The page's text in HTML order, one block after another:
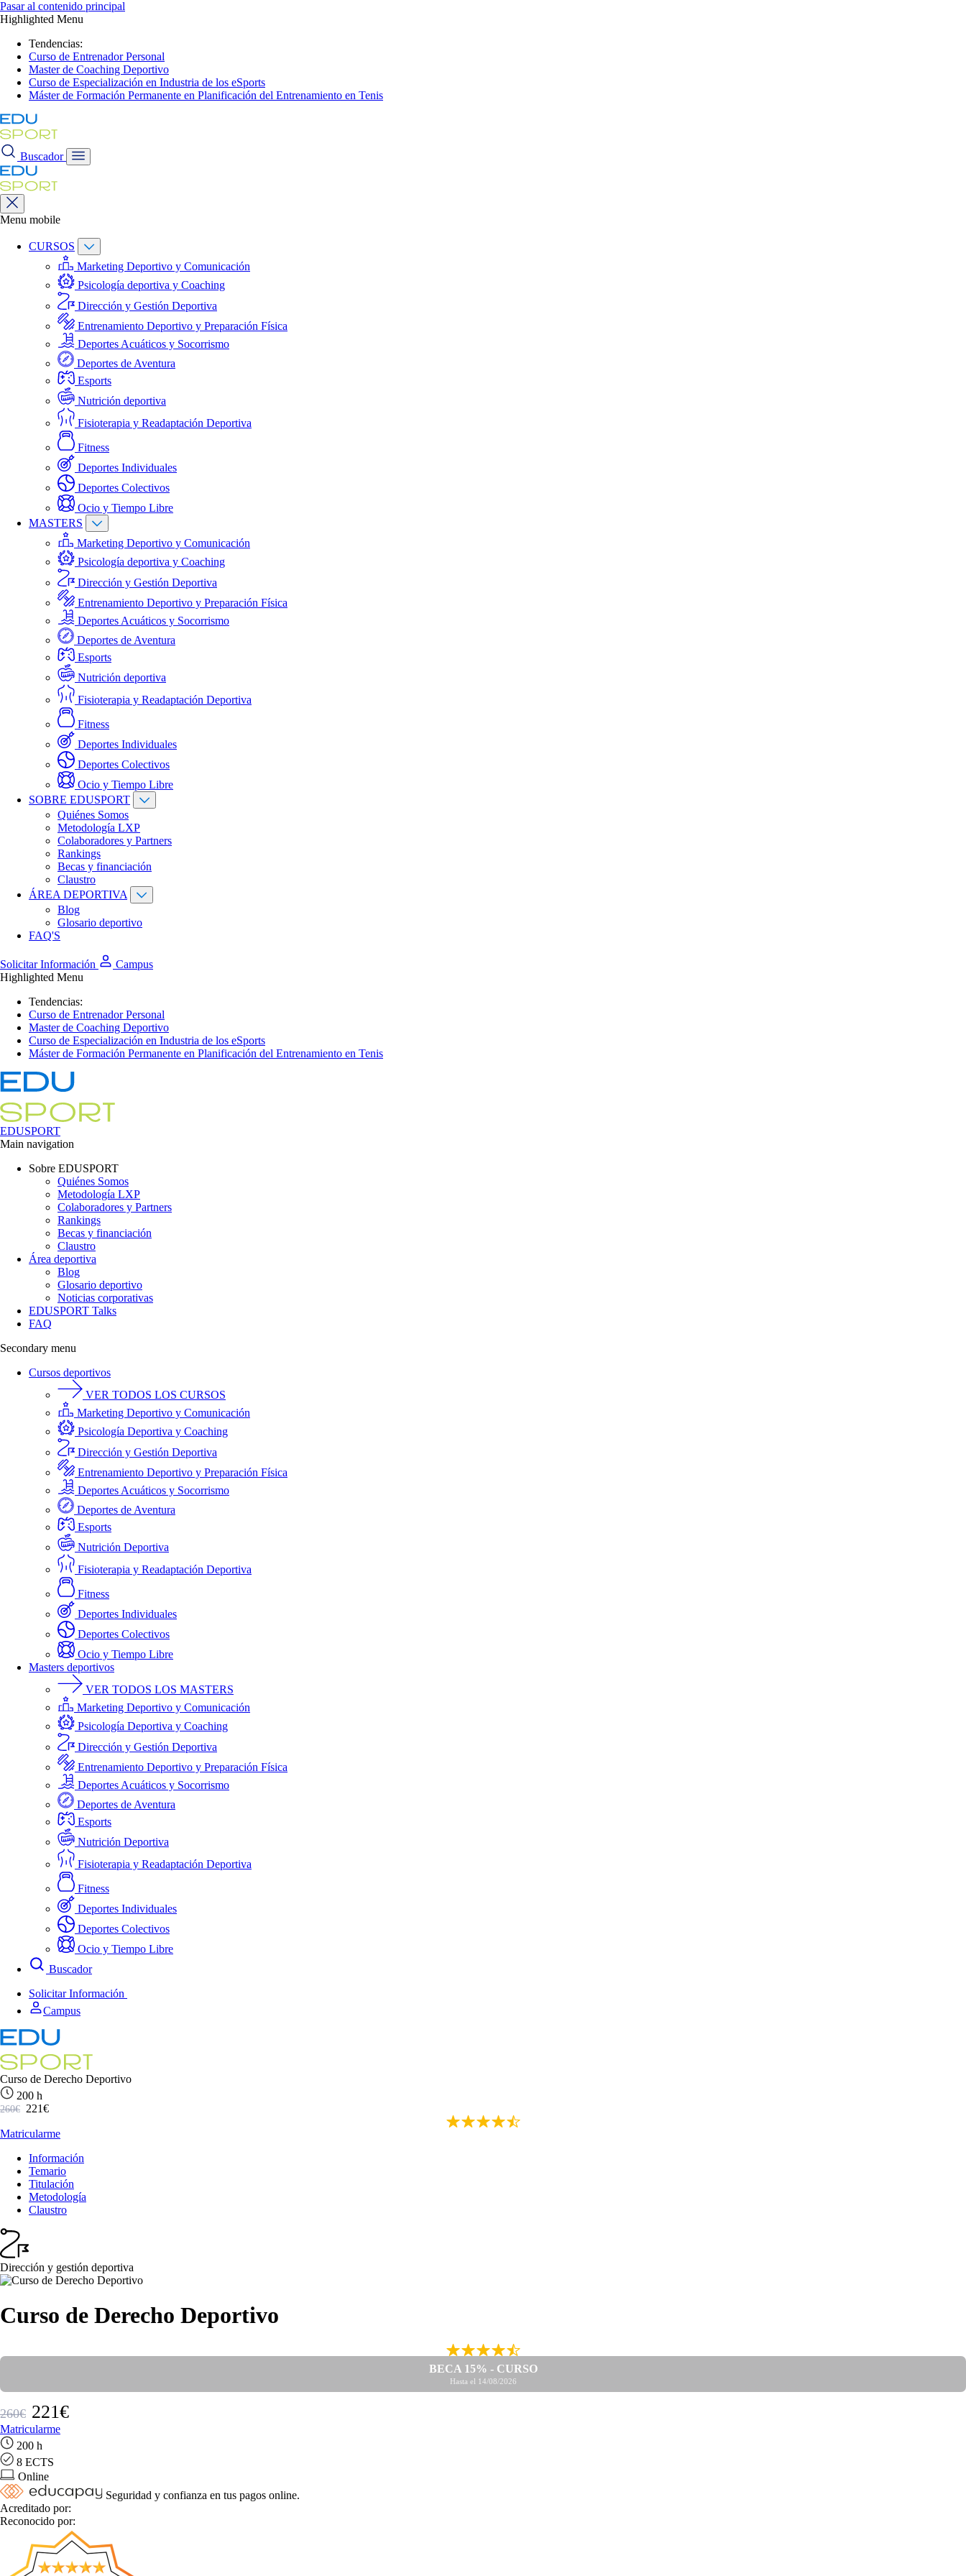
Pasar al contenido principal
Highlighted Menu
Tendencias:
Curso de Entrenador Personal
Master de Coaching Deportivo
Curso de Especialización en Industria de los eSports
Máster de Formación Permanente en Planificación del Entrenamiento en Tenis
Buscador
Menu mobile
CURSOS
Marketing Deportivo y Comunicación
Psicología deportiva y Coaching
Dirección y Gestión Deportiva
Entrenamiento Deportivo y Preparación Física
Deportes Acuáticos y Socorrismo
Deportes de Aventura
Esports
Nutrición deportiva
Fisioterapia y Readaptación Deportiva
Fitness
Deportes Individuales
Deportes Colectivos
Ocio y Tiempo Libre
MASTERS
Marketing Deportivo y Comunicación
Psicología deportiva y Coaching
Dirección y Gestión Deportiva
Entrenamiento Deportivo y Preparación Física
Deportes Acuáticos y Socorrismo
Deportes de Aventura
Esports
Nutrición deportiva
Fisioterapia y Readaptación Deportiva
Fitness
Deportes Individuales
Deportes Colectivos
Ocio y Tiempo Libre
SOBRE EDUSPORT
Quiénes Somos
Metodología LXP
Colaboradores y Partners
Rankings
Becas y financiación
Claustro
ÁREA DEPORTIVA
Blog
Glosario deportivo
FAQ'S
Solicitar Información
Campus
Highlighted Menu
Tendencias:
Curso de Entrenador Personal
Master de Coaching Deportivo
Curso de Especialización en Industria de los eSports
Máster de Formación Permanente en Planificación del Entrenamiento en Tenis
EDUSPORT
Main navigation
Sobre EDUSPORT
Quiénes Somos
Metodología LXP
Colaboradores y Partners
Rankings
Becas y financiación
Claustro
Área deportiva
Blog
Glosario deportivo
Noticias corporativas
EDUSPORT Talks
FAQ
Secondary menu
Cursos deportivos
VER TODOS LOS CURSOS
Marketing Deportivo y Comunicación
Psicología Deportiva y Coaching
Dirección y Gestión Deportiva
Entrenamiento Deportivo y Preparación Física
Deportes Acuáticos y Socorrismo
Deportes de Aventura
Esports
Nutrición Deportiva
Fisioterapia y Readaptación Deportiva
Fitness
Deportes Individuales
Deportes Colectivos
Ocio y Tiempo Libre
Masters deportivos
VER TODOS LOS MASTERS
Marketing Deportivo y Comunicación
Psicología Deportiva y Coaching
Dirección y Gestión Deportiva
Entrenamiento Deportivo y Preparación Física
Deportes Acuáticos y Socorrismo
Deportes de Aventura
Esports
Nutrición Deportiva
Fisioterapia y Readaptación Deportiva
Fitness
Deportes Individuales
Deportes Colectivos
Ocio y Tiempo Libre
Buscador
Solicitar Información
Campus
Curso de Derecho Deportivo
200 h
260€ 221€
Matricularme
Información
Temario
Titulación
Metodología
Claustro
Dirección y gestión deportiva
Curso de Derecho Deportivo
BECA 15% - CURSO
Hasta el 14/08/2026
260€ 221€
Matricularme
200 h
8 ECTS
Online
Seguridad y confianza en tus pagos online.
Acreditado por:
Reconocido por: